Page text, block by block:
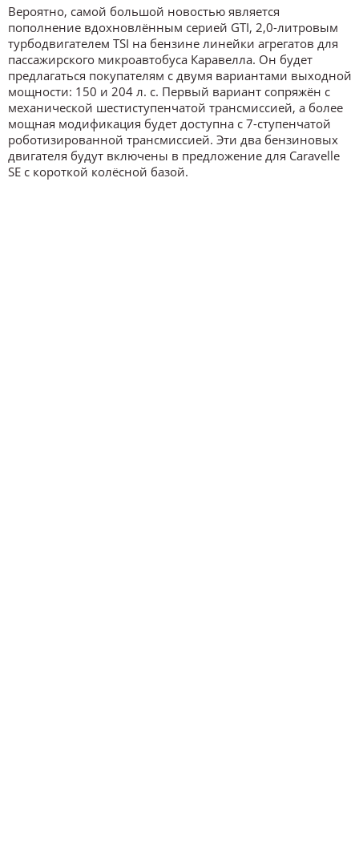
Вероятно, самой большой новостью является
пополнение вдохновлённым серией GTI, 2,0-литровым
турбодвигателем TSI на бензине линейки агрегатов для
пассажирского микроавтобуса Каравелла. Он будет
предлагаться покупателям с двумя вариантами выходной
мощности: 150 и 204 л. с. Первый вариант сопряжён с
механической шестиступенчатой трансмиссией, а более
мощная модификация будет доступна с 7-ступенчатой
роботизированной трансмиссией. Эти два бензиновых
двигателя будут включены в предложение для Caravelle
SE с короткой колёсной базой.